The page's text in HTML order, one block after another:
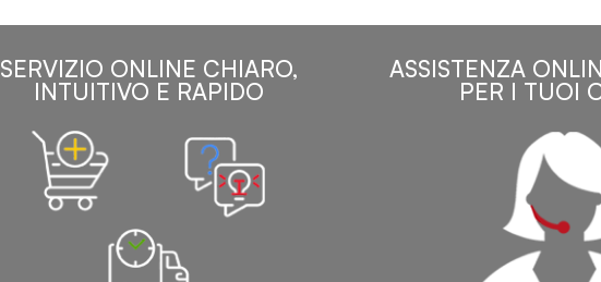
SERVIZIO ONLINE CHIARO,
INTUITIVO E RAPIDO
ASSISTENZA
PER I TUOI